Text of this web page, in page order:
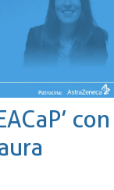
con